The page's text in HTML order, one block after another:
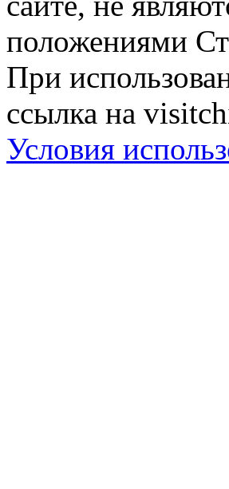
положениями
При
ссылка на
Условия